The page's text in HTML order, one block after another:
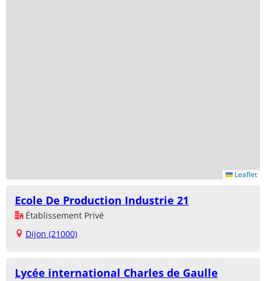
Leaflet
Ecole De Production Industrie 21
Établissement Privé
Dijon (21000)
Lycée international Charles de Gaulle